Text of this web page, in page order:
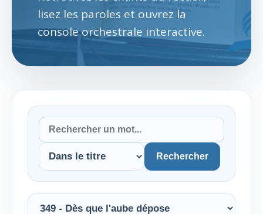
lisez les paroles et ouvrez la
console orchestrale interactive.
Rechercher